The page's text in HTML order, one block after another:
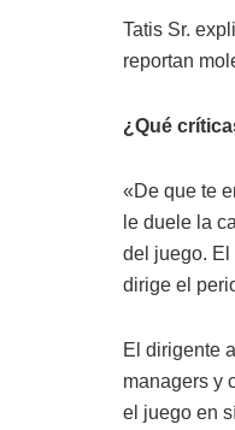
Tatis Sr.
reportan
¿Qué
«De que te
le duele la
del juego. El
dirige el
El dirigente
managers y
el juego en